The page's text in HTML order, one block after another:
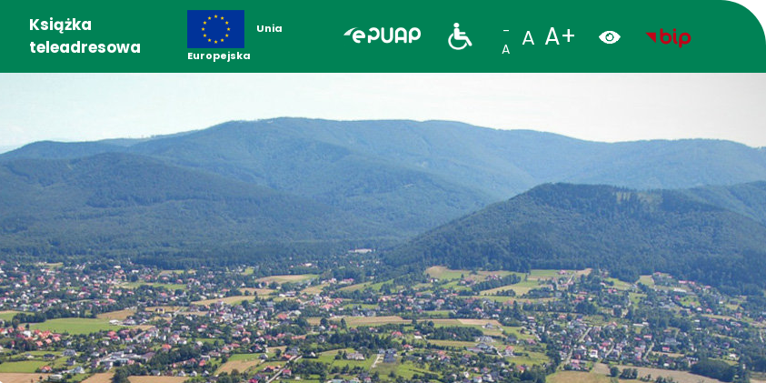
Książka
teleadresowa
Unia
Europejska
-
A
A A+